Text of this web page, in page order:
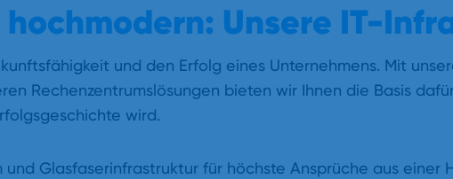
Unsere IT-
und den Erfolg eines Unternehmens. Mit
Rechenzentrumslösungen bieten wir Ihnen die Basis
wird.
Glasfaserinfrastruktur für höchste Ansprüche aus einer